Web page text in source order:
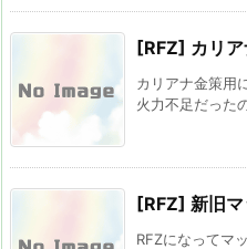
[RFZ] カリ
カリアナ金策用
火力不足だった
[RFZ] 新旧
RFZになってマ